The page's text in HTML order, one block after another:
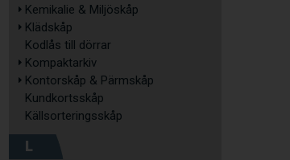
Kemikalie & Miljöskåp
Klädskåp
Kodlås till dörrar
Kompaktarkiv
Kontorskåp & Pärmskåp
Kundkortsskåp
Källsorteringsskåp
L